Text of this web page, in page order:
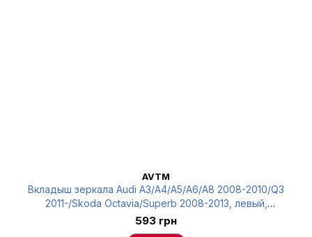
AVTM
Вкладыш зеркала Audi A3/A4/A5/A6/A8 2008-2010/Q3
2011-/Skoda Octavia/Superb 2008-2013, левый,
асферический, AVTM, 4F0857535AF, 186471795
593 грн